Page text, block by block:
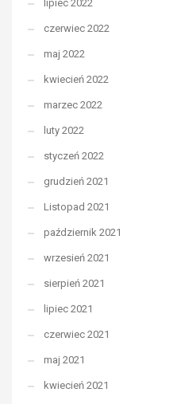
lipiec 2022
czerwiec 2022
maj 2022
kwiecień 2022
marzec 2022
luty 2022
styczeń 2022
grudzień 2021
Listopad 2021
październik 2021
wrzesień 2021
sierpień 2021
lipiec 2021
czerwiec 2021
maj 2021
kwiecień 2021